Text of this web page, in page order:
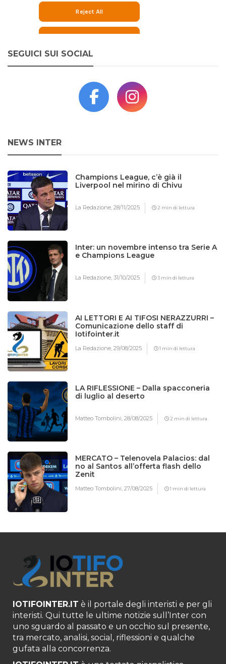
SEGUICI SUI SOCIAL
NEWS INTER
Champions League, c’è già il
Liverpool nel mirino di Chivu
La Redazione,28/11/2025 2 min di lettura
Inter: un novembre intenso tra Serie A
e Champions League
La Redazione,31/10/2025 3 min di lettura
AI LETTORI E AI TIFOSI NERAZZURRI –
Comunicazione dello staff di
Iotifointer.it
La Redazione,29/08/2025 1 min di lettura
LA RIFLESSIONE – Dalla spacconeria
di luglio al deserto
Matteo Tombolini,28/08/2025 2 min di lettura
MERCATO – Telenovela Palacios: dal
no al Santos all’offerta flash dello
Zenit
Matteo Tombolini,27/08/2025 1 min di lettura
IOTIFOINTER.IT è il portale degli interisti e per gli
interisti. Qui tutte le ultime notizie sull’Inter con
uno sguardo al passato e un occhio sul presente,
tra mercato, analisi, social, riflessioni e qualche
gufata alla concorrenza.